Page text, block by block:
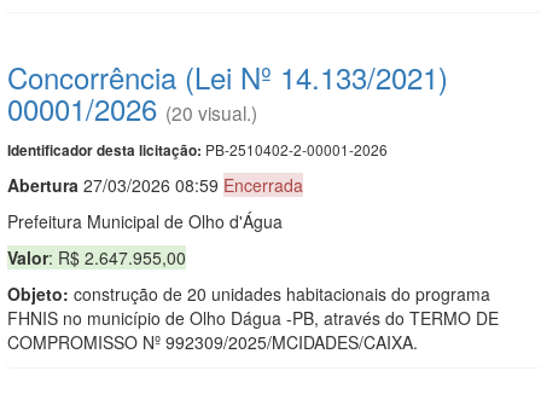
Concorrência (Lei Nº 14.133/2021)
00001/2026 (20 visual.)
Identificador desta licitação: PB-2510402-2-00001-2026
Abertura 27/03/2026 08:59 Encerrada
Prefeitura Municipal de Olho d'Água
Valor: R$ 2.647.955,00
Objeto: construção de 20 unidades habitacionais do programa
FHNIS no município de Olho Dágua -PB, através do TERMO DE
COMPROMISSO Nº 992309/2025/MCIDADES/CAIXA.